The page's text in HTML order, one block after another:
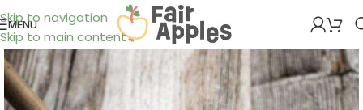
Skip to navigation
Skip to main content
MENÜ